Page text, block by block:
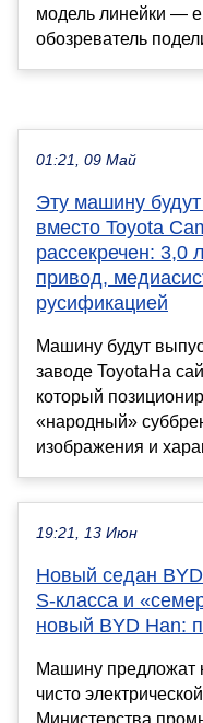
модель линейки —
обозреватель
01:21, 09 Май
Эту машину
вместо Toyota
рассекречен: 3,0
привод,
русификацией
Машину будут
заводе ToyotaНа
который
«народный»
изображения и
19:21, 13 Июн
Новый седан
S-класса и
новый BYD Han:
Машину предложат
чисто
Министерства